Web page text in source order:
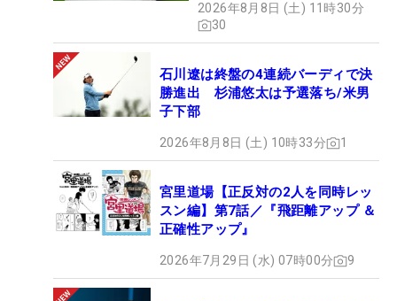
ュー
2026年8月8日 (土) 11時30分
30
石川遼は終盤の4連続バーディで決
勝進出 杉浦悠太は予選落ち/米男
子下部
2026年8月8日 (土) 10時33分 1
宮里道場【正反対の2人を同時レッ
スン編】第7話／『飛距離アップ ＆
正確性アップ』
2026年7月29日 (水) 07時00分 9